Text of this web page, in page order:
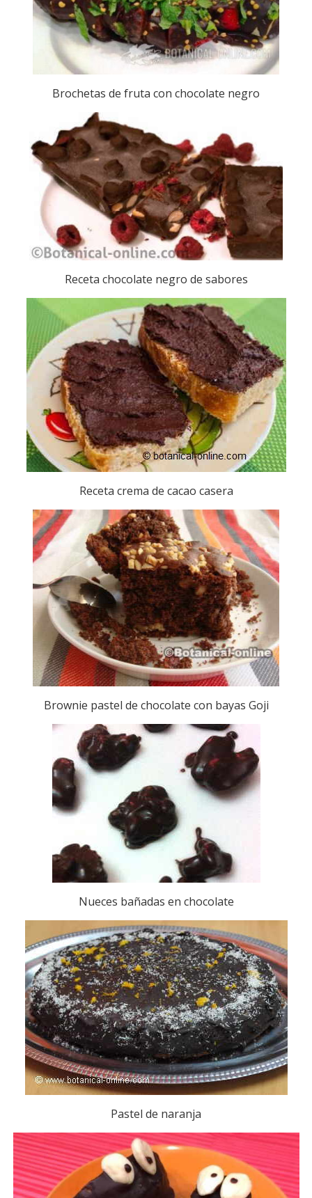
Brochetas de fruta con chocolate negro
Receta chocolate negro de sabores
Receta crema de cacao casera
Brownie pastel de chocolate con bayas Goji
Nueces bañadas en chocolate
Pastel de naranja